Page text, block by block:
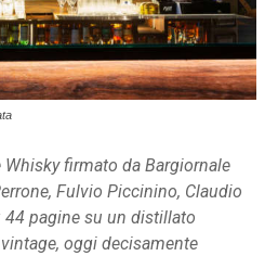
firmato da Bargiornale
Fulvio Piccinino, Claudio
44 pagine su un distillato
oggi decisamente